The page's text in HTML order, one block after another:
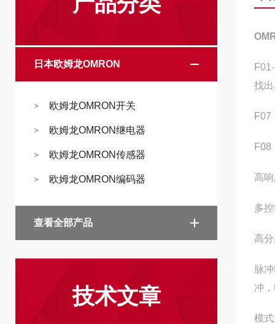
日本欧姆龙OMRON
欧姆龙OMRON开关
欧姆龙OMRON继电器
欧姆龙OMRON传感器
欧姆龙OMRON编码器
查看全部产品
技术文章
找
F07
F08
高
多
高
脉
冲
模